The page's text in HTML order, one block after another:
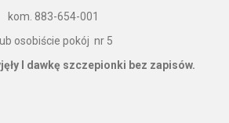
kom. 883-654-001
lub osobiście pokój nr 5
I dawkę szczepionki bez zapisów.